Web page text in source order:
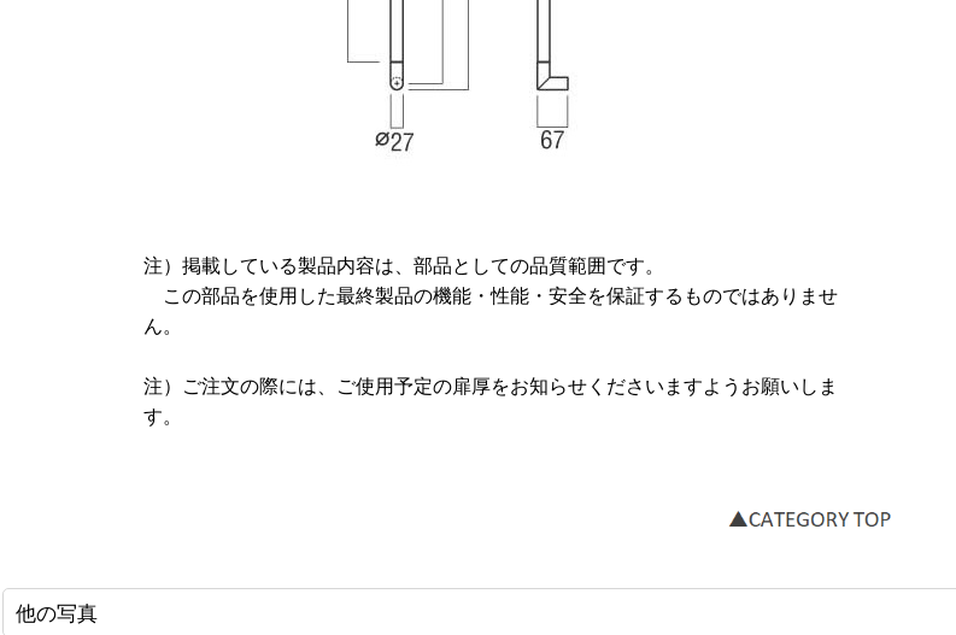
注）掲載している製品内容は、部品としての品質範囲です。
この部品を使用した最終製品の機能・性能・安全を保証するものではありませ
ん。
注）ご注文の際には、ご使用予定の扉厚をお知らせくださいますようお願いしま
す。
他の写真